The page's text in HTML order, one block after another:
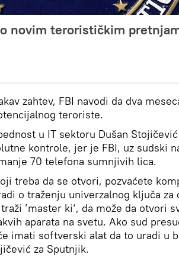
novim terorističkim
zahtev, FBI navodi da dva
teroriste.
u IT sektoru Dušan
kontrole, jer je FBI, uz sudski
70 telefona sumnjivih lica.
treba da se otvori, pozvaćete
o traženju univerzalnog ključa za
’master ki‘, da može da otvori
aparata na svetu. Ako sud
imati softverski alat da to uradi u
za Sputnjik.